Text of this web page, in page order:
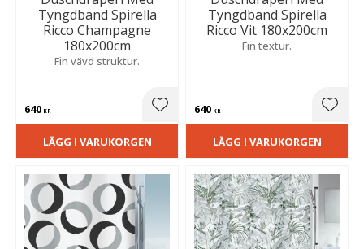
Tyngdband Spirella
Ricco Champagne
180x200cm
Fin vävd struktur.
640 KR Lägg till i favoriter
LÄGG I VARUKORGEN
Tyngdband Spirella
Ricco Vit 180x200cm
Fin textur.
640 KR
LÄGG I VARUKORGEN